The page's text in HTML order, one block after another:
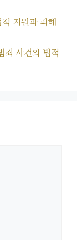
지원과 피해
죄 사건의 법적